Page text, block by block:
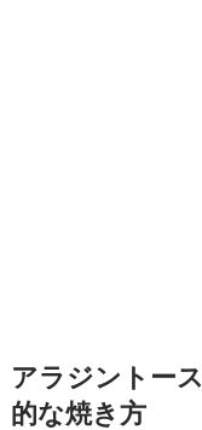
アラジントー
的な焼き方